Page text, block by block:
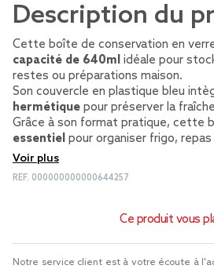
Description du
Cette boîte de conservation en
capacité de 640ml idéale pour
restes ou préparations maison.
Son couvercle en plastique bleu
hermétique pour préserver la
Grâce à son format pratique, cette
essentiel pour organiser frigo,
Voir plus
REF. 000000000000644257
Ce produit vous
Notre service client est à votre écoute à